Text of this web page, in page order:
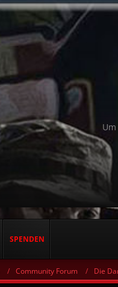
SPENDEN
Community Forum Die